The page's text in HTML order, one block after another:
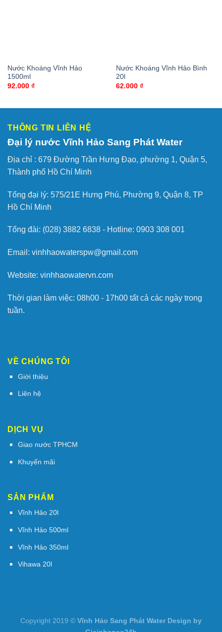
Nước Khoáng Vĩnh Hảo
1500ml
92.000 ₫
Nước Khoáng Vĩnh Hảo Bình
20l
62.000 ₫
THÔNG TIN LIÊN HỆ
Đại lý nước Vĩnh Hảo Sang Phát Water
Địa chỉ : 679 Đường Trần Hưng Đạo, phường 1, Quận 5,
Thành phố Hồ Chí Minh
Tổng đại lý: 575/21E Hưng Phú, Phường 9, Quận 8, TP
Hồ Chí Minh
Tổng đài: (028) 3882 6838 - Hotline: 0903 308 001
Email: vinhhaowaterspw@gmail.com
Website: vinhhaowatervn.com
Thời gian làm việc: 08h00 - 17h00 tất cả các ngày trong
tuần.
VỀ CHÚNG TÔI
Giới thiệu
Liên hệ
DỊCH VỤ
Giao nước TPHCM
Khuyến mãi
SẢN PHẨM
Vĩnh Hảo 20l
Vĩnh Hảo 500ml
Vĩnh Hảo 350ml
Vihawa 20l
Copyright 2019 © Vĩnh Hảo Sang Phát Water Design by